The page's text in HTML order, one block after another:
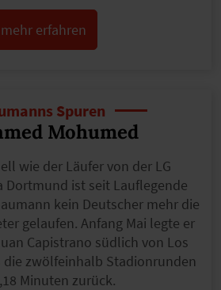
mehr erfahren
Spuren
Mohumed
wie der Läufer von der LG
Dortmund ist seit Lauflegende
kein Deutscher mehr die
gelaufen. Anfang Mai legte er
Capistrano südlich von Los
die zwölfeinhalb Stadionrunden
Minuten zurück.